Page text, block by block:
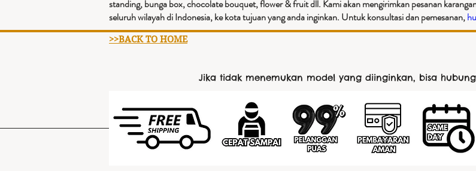
standing, bunga box, chocolate bouquet, flower & fruit dll. Kami akan mengirimkan pesanan
seluruh wilayah di Indonesia, ke kota tujuan yang anda inginkan. Untuk konsultasi dan pemesanan,
>>BACK TO HOME
Jika tidak menemukan model yang diinginkan, bisa